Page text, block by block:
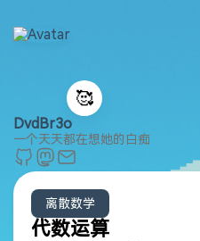
🥰
DvdBr3o
一个天天都在想她的白痴
离散数学
代数运算